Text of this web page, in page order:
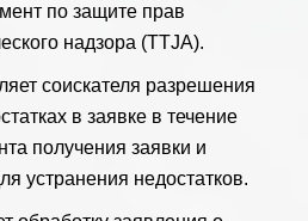
по защите прав
надзора (TTJA).
соискателя разрешения
в заявке в течение
получения заявки и
устранения недостатков.